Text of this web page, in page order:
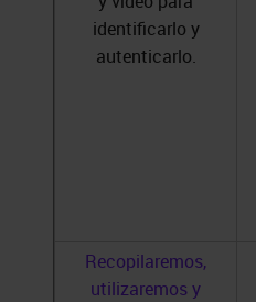
identificarlo y
autenticarlo.
Recopilaremos,
utilizaremos y